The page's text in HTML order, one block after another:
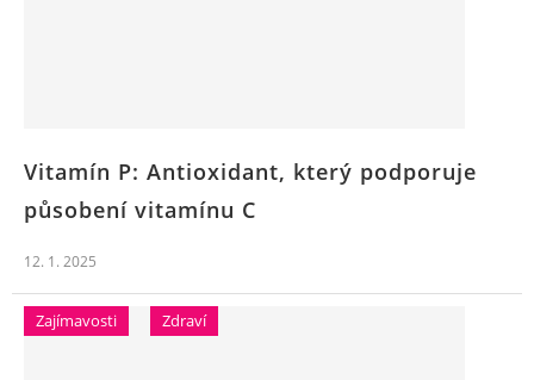
Vitamín P: Antioxidant, který podporuje
působení vitamínu C
12. 1. 2025
Zajímavosti Zdraví